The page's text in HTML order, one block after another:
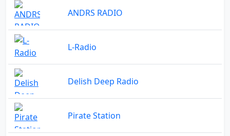
ANDRS RADIO
L-Radio
Delish Deep Radio
Pirate Station